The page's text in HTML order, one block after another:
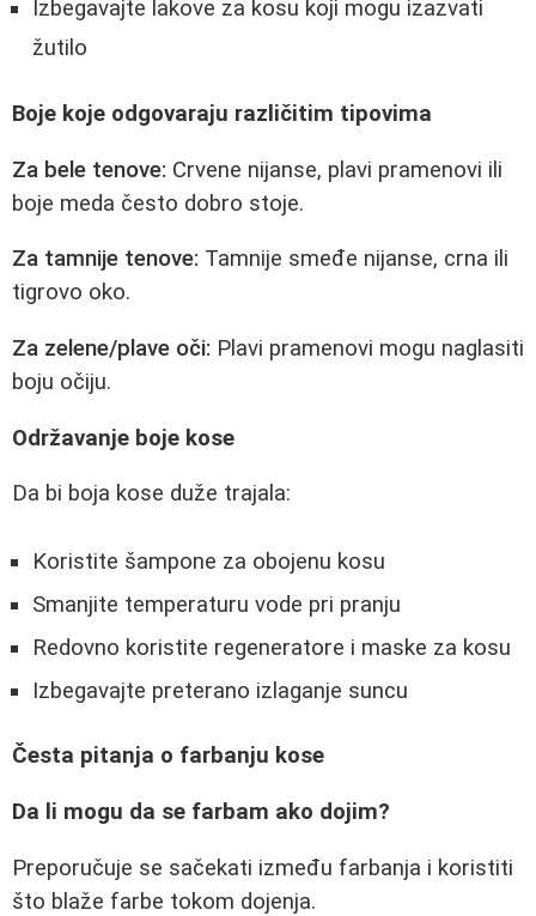
Izbegavajte lakove za kosu koji mogu izazvati
žutilo
Boje koje odgovaraju različitim tipovima
Za bele tenove: Crvene nijanse, plavi pramenovi ili
boje meda često dobro stoje.
Za tamnije tenove: Tamnije smeđe nijanse, crna ili
tigrovo oko.
Za zelene/plave oči: Plavi pramenovi mogu naglasiti
boju očiju.
Održavanje boje kose
Da bi boja kose duže trajala:
Koristite šampone za obojenu kosu
Smanjite temperaturu vode pri pranju
Redovno koristite regeneratore i maske za kosu
Izbegavajte preterano izlaganje suncu
Česta pitanja o farbanju kose
Da li mogu da se farbam ako dojim?
Preporučuje se sačekati između farbanja i koristiti
što blaže farbe tokom dojenja.